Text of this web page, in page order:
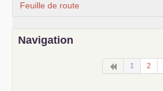
Feuille de route
Navigation
1 2